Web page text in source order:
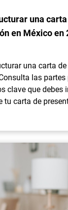
una
en México en
una carta
las
clave que debes
tu carta de